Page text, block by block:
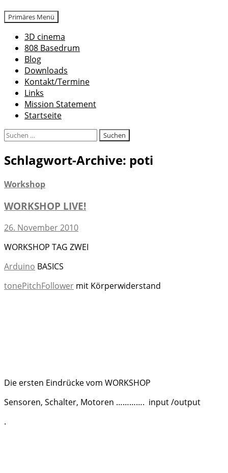
Suchen
Primäres Menü
springen
3D cinema
808 Basedrum
Blog
Downloads
Kontakt/Termine
Links
Mission Statement
Startseite
Suchen
Schlagwort-Archive: poti
Workshop
WORKSHOP LIVE!
26. November 2010
WORKSHOP TAG ZWEI
Arduino BASICS
tonePitchFollower mit Körperwiderstand
Die ersten Eindrücke vom WORKSHOP
Sensoren, Schalter, Motoren …………. input /output
.